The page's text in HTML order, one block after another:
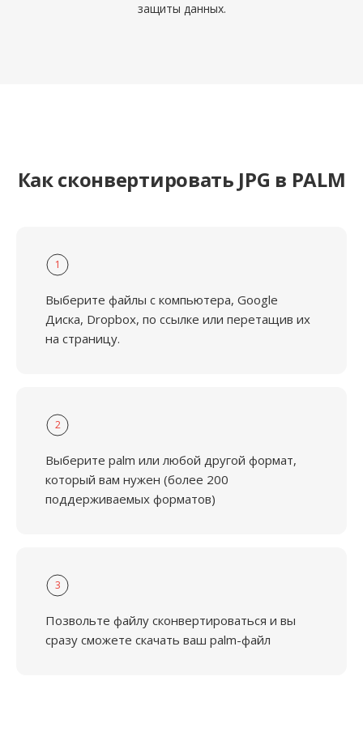
защиты данных.
Как сконвертировать JPG в PALM
1
Выберите файлы с компьютера, Google
Диска, Dropbox, по ссылке или перетащив их
на страницу.
2
Выберите palm или любой другой формат,
который вам нужен (более 200
поддерживаемых форматов)
3
Позвольте файлу сконвертироваться и вы
сразу сможете скачать ваш palm-файл